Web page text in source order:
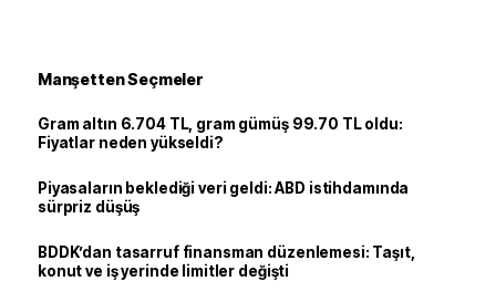
Manşetten Seçmeler
Gram altın 6.704 TL, gram gümüş 99.70 TL oldu:
Fiyatlar neden yükseldi?
Piyasaların beklediği veri geldi: ABD istihdamında
sürpriz düşüş
BDDK’dan tasarruf finansman düzenlemesi: Taşıt,
konut ve iş yerinde limitler değişti